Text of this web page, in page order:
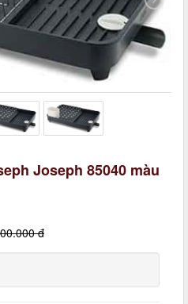
Joseph 85040 màu
đ